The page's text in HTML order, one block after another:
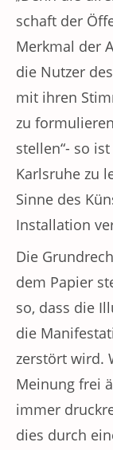
schaft der
Merkmal der
die Nutzer
mit ihren
zu
stel­len“- so
Karlsruhe zu
Sinne des
Installation
Die
dem Papier
so, dass die
die
zerstört wird.
Meinung frei
immer
dies durch